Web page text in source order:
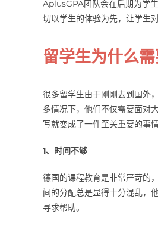
AplusGPA团队会在后期为学
切以学生的体验为先，让学生
留学生为什么
很多留学生由于刚刚去到国外
多情况下，他们不仅需要面对
写就变成了一件至关重要的事情
1、时间不够
德国的课程教育是非常严苛的
间的分配总是显得十分混乱，
寻求帮助。